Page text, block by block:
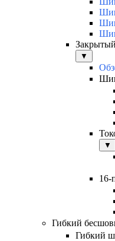
▼
▼
16-
Гибкий
Гибкий